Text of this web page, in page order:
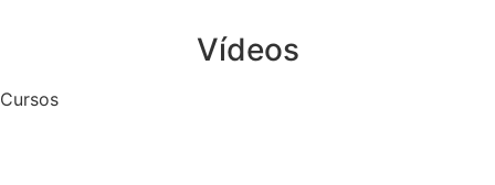
Vídeos
Cursos